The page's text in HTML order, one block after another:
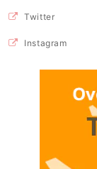
Twitter
Instagram